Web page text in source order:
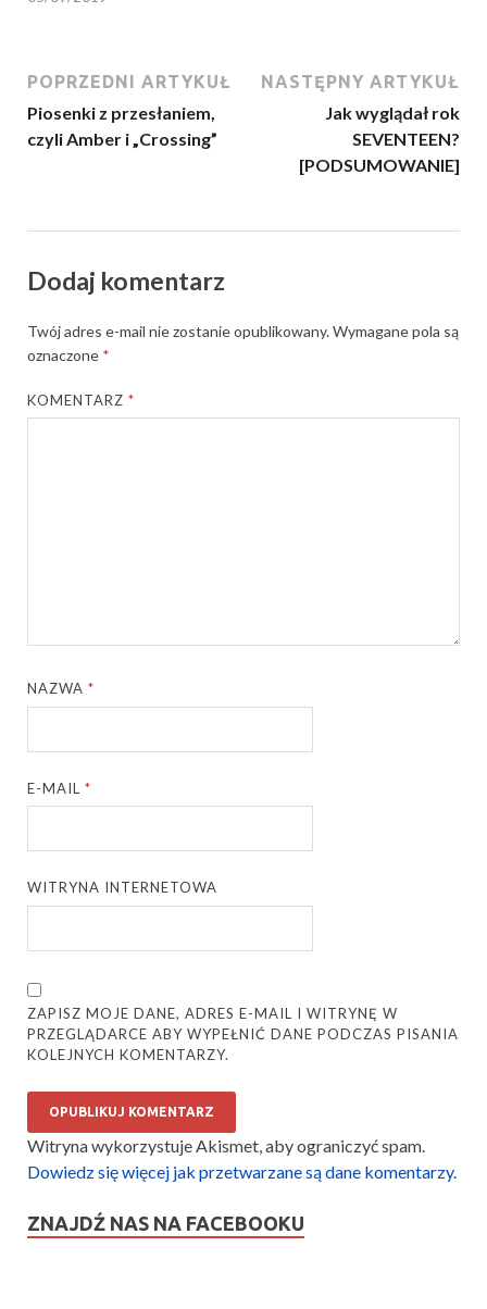
POPRZEDNI ARTYKUŁ
Piosenki z przesłaniem,
czyli Amber i „Crossing”
NASTĘPNY ARTYKUŁ
Jak wyglądał rok
SEVENTEEN?
[PODSUMOWANIE]
Dodaj komentarz
Twój adres e-mail nie zostanie opublikowany.Wymagane pola są
oznaczone *
KOMENTARZ*
NAZWA*
E-MAIL*
WITRYNA INTERNETOWA
ZAPISZ MOJE DANE, ADRES E-MAIL I WITRYNĘ W
PRZEGLĄDARCE ABY WYPEŁNIĆ DANE PODCZAS PISANIA
KOLEJNYCH KOMENTARZY.
Witryna wykorzystuje Akismet, aby ograniczyć spam.
Dowiedz się więcej jak przetwarzane są dane komentarzy.
ZNAJDŹ NAS NA FACEBOOKU